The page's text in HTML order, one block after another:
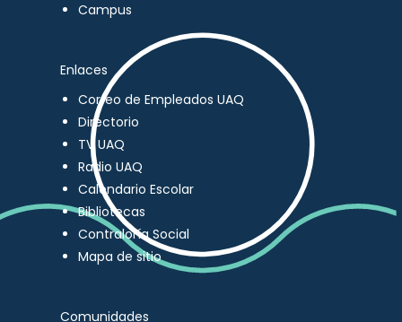
Campus
Enlaces
Correo de Empleados UAQ
Directorio
TV UAQ
Radio UAQ
Calendario Escolar
Bibliotecas
Contraloría Social
Mapa de sitio
Comunidades